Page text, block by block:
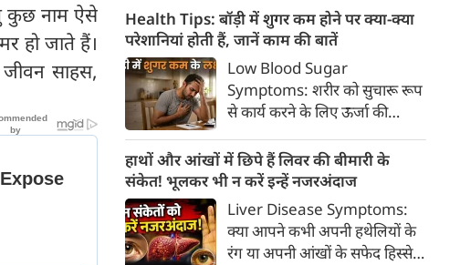
कुछ नाम ऐसे
हो जाते हैं।
जीवन साहस,
प्रतिरक्षा प्रतिक्रिया है। हिस्टामिन के
निकलने से त्वचा पर लालिमा, सूजन
और खुजली होती है। यहां जानिए
मच्छर के काटने से खुजली क्यों होती
है, इसके पीछे का वैज्ञानिक कारण
क्या है, हिस्टामिन की क्या भूमिका
होती है और खुजली से राहत पाने के
प्रभावी घरेलू व चिकित्सीय उपाय।
Health Tips: बॉड़ी में शुगर कम होने पर क्या-क्या
परेशानियां होती हैं, जानें काम की बातें
Low Blood Sugar
Symptoms: शरीर को सुचारू रूप
से कार्य करने के लिए ऊर्जा की
का प्रमुख स्रोत ग्लूकोज यानी ब्लड
शुगर है। जब शरीर में ब्लड शुगर का
स्तर सामान्य से कम हो जाता है, तो
इस स्थिति को हाइपोग्लाइसीमिया
(Hypoglycemia) कहा जाता है।
हाथों और आंखों में छिपे हैं लिवर की बीमारी के
संकेत! भूलकर भी न करें इन्हें नजरअंदाज
Liver Disease Symptoms:
क्या आपने कभी अपनी हथेलियों के
रंग या अपनी आंखों के सफेद हिस्से